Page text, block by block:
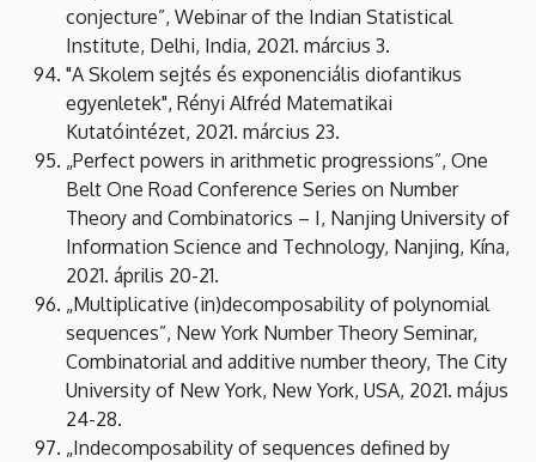
conjecture”, Webinar of the Indian Statistical
Institute, Delhi, India, 2021. március 3.
"A Skolem sejtés és exponenciális diofantikus
egyenletek", Rényi Alfréd Matematikai
Kutatóintézet, 2021. március 23.
„Perfect powers in arithmetic progressions”, One
Belt One Road Conference Series on Number
Theory and Combinatorics – I, Nanjing University of
Information Science and Technology, Nanjing, Kína,
2021. április 20-21.
„Multiplicative (in)decomposability of polynomial
sequences”, New York Number Theory Seminar,
Combinatorial and additive number theory, The City
University of New York, New York, USA, 2021. május
24-28.
„Indecomposability of sequences defined by